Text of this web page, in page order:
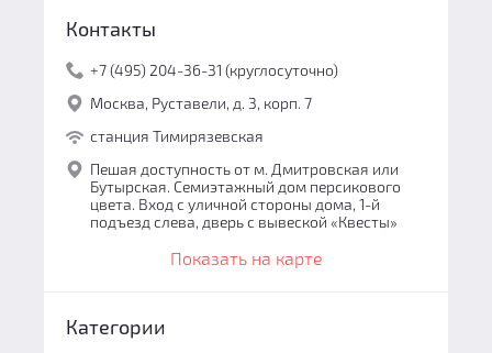
Контакты
+7 (495) 204-36-31 (круглосуточно)
Москва, Руставели, д. 3, корп. 7
станция Тимирязевская
Пешая доступность от м. Дмитровская или
Бутырская. Семиэтажный дом персикового
цвета. Вход с уличной стороны дома, 1-й
подъезд слева, дверь с вывеской «Квесты»
Показать на карте
Категории